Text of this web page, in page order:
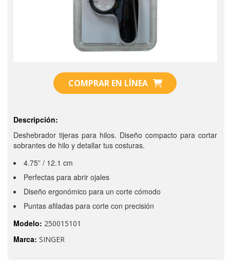
COMPRAR EN LÍNEA
Descripción:
Deshebrador tijeras para hilos. Diseño compacto para cortar
sobrantes de hilo y detallar tus costuras.
4.75” / 12.1 cm
Perfectas para abrir ojales
Diseño ergonómico para un corte cómodo
Puntas afiladas para corte con precisión
Modelo: 250015101
Marca: SINGER